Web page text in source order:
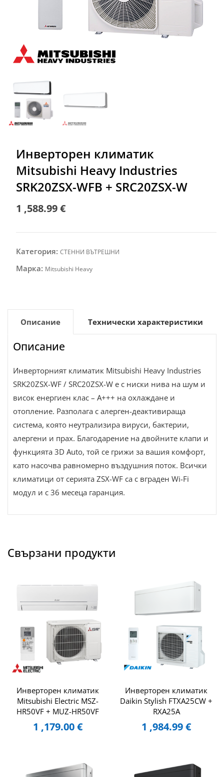
Инверторен климатик
Mitsubishi Heavy Industries
SRK20ZSX-WFB + SRC20ZSX-W
1 ,588.99€
Категория: СТЕННИ ВЪТРЕШНИ
Марка: Mitsubishi Heavy
Описание Технически характеристики
Описание
Инверторният климатик Mitsubishi Heavy Industries
SRK20ZSX-WF / SRC20ZSX-W е с ниски нива на шум и
висок енергиен клас – А+++ на охлаждане и
отопление. Разполага с алерген-деактивираща
система, която неутрализира вируси, бактерии,
алергени и прах. Благодарение на двойните клапи и
функцията 3D Auto, той се грижи за вашия комфорт,
като насочва равномерно въздушния поток. Всички
климатици от серията ZSX-WF са с вграден Wi-Fi
модул и с 36 месеца гаранция.
Свързани продукти
Инверторен климатик
Mitsubishi Electric MSZ-
HR50VF + MUZ-HR50VF
1 ,179.00€
Инверторен климатик
Daikin Stylish FTXA25CW +
RXA25A
1 ,984.99€